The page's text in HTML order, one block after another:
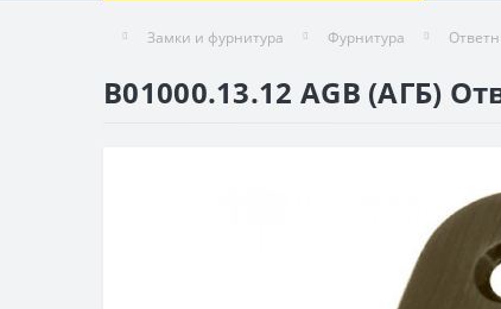
Замки и фурнитура Фурнитура
B01000.13.12 AGB (АГБ)